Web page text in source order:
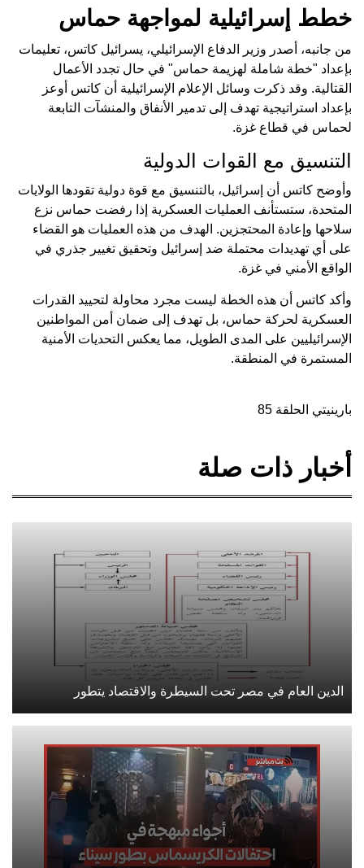
خطط إسرائيلية لمواجهة حماس
من جانبه، أصدر وزير الدفاع الإسرائيلي، يسرائيل كاتس، تعليمات
بإعداد "خطة شاملة لهزيمة حماس" في حال تجدد الأعمال
القتالية. وقد ذكرت وسائل الإعلام الإسرائيلية أن كاتس أوعز
بإعداد استراتيجية تهدف إلى تدمير الأنفاق والمنشآت التابعة
لحماس في قطاع غزة.
التنسيق مع القوات الدولية
وأوضح كاتس أن إسرائيل، بالتنسيق مع قوة دولية تقودها الولايات
المتحدة، ستستأنف العمليات العسكرية إذا رفضت حماس نزع
سلاحها وإعادة المحتجزين. الهدف من هذه العمليات هو القضاء
على أي تهديدات محتملة ضد إسرائيل وتحقيق تغيير جذري في
الواقع الأمني في غزة.
وأكد كاتس أن هذه الخطة ليست مجرد محاولة لتحييد القدرات
العسكرية لحركة حماس، بل تهدف إلى ضمان أمن المواطنين
الإسرائيليين على المدى الطويل، مما يعكس التحديات الأمنية
المستمرة في المنطقة.
بارينيتي الحلقة 85
أخبار ذات صلة
الدين العام في مصر تحت السيطرة والاقتصاد يتطور